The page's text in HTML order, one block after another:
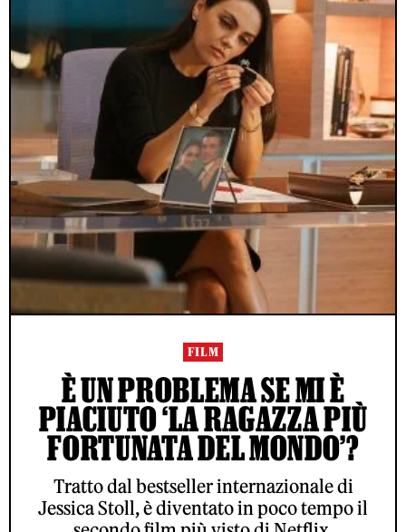
FILM
È UN PROBLEMA SE MI È
PIACIUTO ‘LA RAGAZZA PIÙ
FORTUNATA DEL MONDO’?
Tratto dal bestseller internazionale di
Jessica Stoll, è diventato in poco tempo il